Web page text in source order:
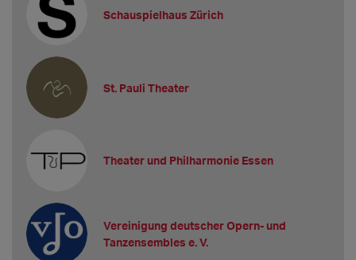
Schauspielhaus Zürich
St. Pauli Theater
Theater und Philharmonie Essen
Vereinigung deutscher Opern- und
Tanzensembles e. V.